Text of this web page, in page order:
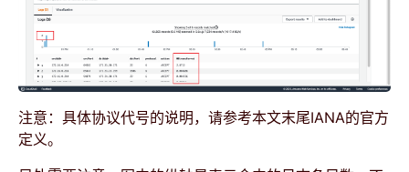
注意：具体协议代号的说明，请参考本文末尾IANA的官方
定义。